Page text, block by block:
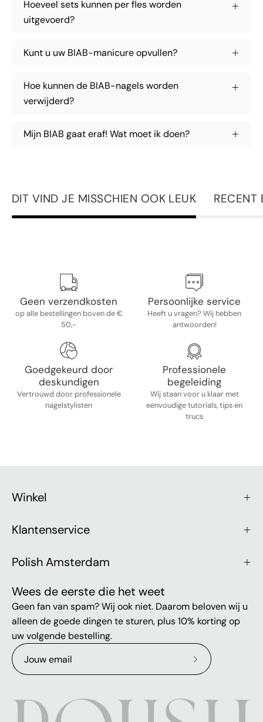
Hoeveel sets kunnen per fles worden
uitgevoerd?
Kunt u uw BIAB-manicure opvullen?
Hoe kunnen de BIAB-nagels worden
verwijderd?
Mijn BIAB gaat eraf! Wat moet ik doen?
DIT VIND JE MISSCHIEN OOK LEUK RECENT
Geen verzendkosten
op alle bestellingen boven de €
50,-
Persoonlijke service
Heeft u vragen? Wij hebben
antwoorden!
Goedgekeurd door
deskundigen
Vertrouwd door professionele
nagelstylisten
Professionele
begeleiding
Wij staan ​​voor u klaar met
eenvoudige tutorials, tips en
trucs
Winkel
Klantenservice
Polish Amsterdam
Wees de eerste die het weet
Geen fan van spam? Wij ook niet. Daarom beloven wij u
alleen de goede dingen te sturen, plus 10% korting op
uw volgende bestelling.
Abonneer